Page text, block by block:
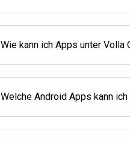
Wie kann ich Apps unter Volla
Welche Android Apps kann